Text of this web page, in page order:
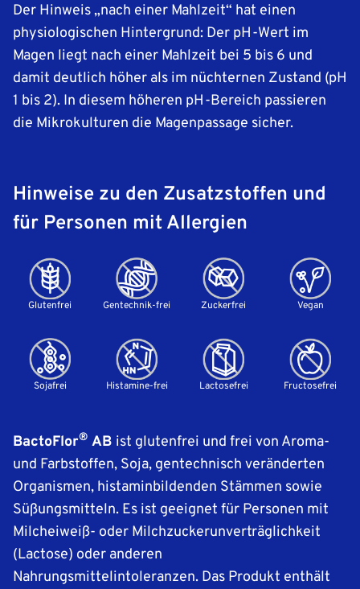
Der Hinweis „nach einer Mahlzeit“ hat einen
physiologischen Hintergrund: Der pH-Wert im
Magen liegt nach einer Mahlzeit bei 5 bis 6 und
damit deutlich höher als im nüchternen Zustand (pH
1 bis 2). In diesem höheren pH-Bereich passieren
die Mikrokulturen die Magenpassage sicher.
Hinweise zu den Zusatzstoffen und
für Personen mit Allergien
Glutenfrei Gentechnik-frei Zuckerfrei Vegan
Sojafrei Histamine-frei Lactosefrei Fructosefrei
BactoFlor® AB ist glutenfrei und frei von Aroma-
und Farbstoffen, Soja, gentechnisch veränderten
Organismen, histaminbildenden Stämmen sowie
Süßungsmitteln. Es ist geeignet für Personen mit
Milcheiweiß- oder Milchzuckerunverträglichkeit
(Lactose) oder anderen
Nahrungsmittelintoleranzen. Das Produkt enthält